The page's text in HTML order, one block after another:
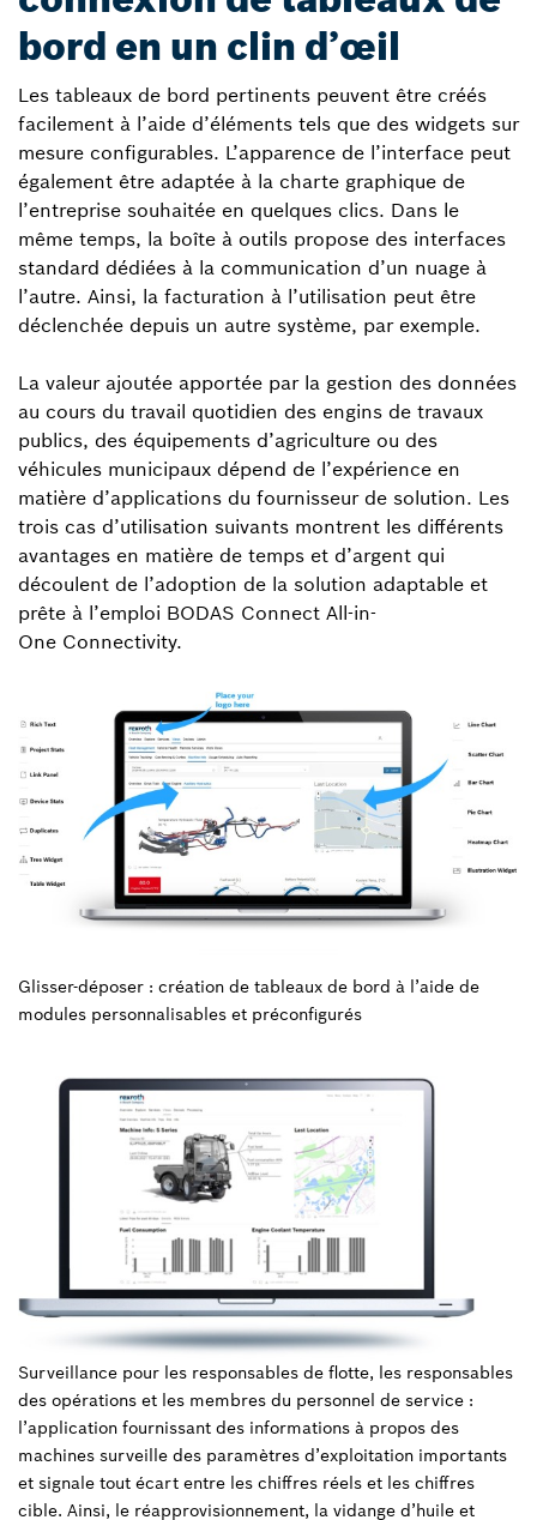
bord en un clin d’œil
Les tableaux de bord pertinents peuvent être créés
facilement à l’aide d’éléments tels que des widgets sur
mesure configurables. L’apparence de l’interface peut
également être adaptée à la charte graphique de
l’entreprise souhaitée en quelques clics. Dans le
même temps, la boîte à outils propose des interfaces
standard dédiées à la communication d’un nuage à
l’autre. Ainsi, la facturation à l’utilisation peut être
déclenchée depuis un autre système, par exemple.
La valeur ajoutée apportée par la gestion des données
au cours du travail quotidien des engins de travaux
publics, des équipements d’agriculture ou des
véhicules municipaux dépend de l’expérience en
matière d’applications du fournisseur de solution. Les
trois cas d’utilisation suivants montrent les différents
avantages en matière de temps et d’argent qui
découlent de l’adoption de la solution adaptable et
prête à l’emploi BODAS Connect All-in-
One Connectivity.
Glisser-déposer : création de tableaux de bord à l’aide de
modules personnalisables et préconfigurés
Surveillance pour les responsables de flotte, les responsables
des opérations et les membres du personnel de service :
l’application fournissant des informations à propos des
machines surveille des paramètres d’exploitation importants
et signale tout écart entre les chiffres réels et les chiffres
cible. Ainsi, le réapprovisionnement, la vidange d’huile et